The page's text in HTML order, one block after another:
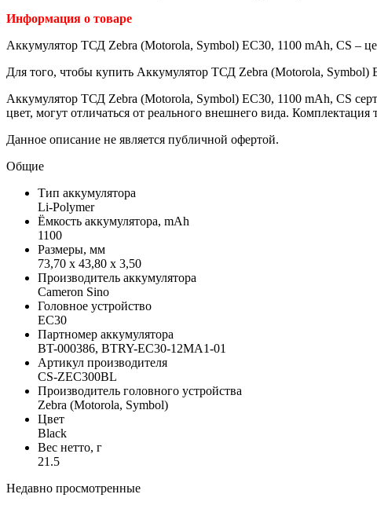
Информация о товаре
Аккумулятор ТСД Zebra (Motorola, Symbol) EC30, 1100 mAh, CS –
Для того, чтобы купить Аккумулятор ТСД Zebra (Motorola, Symbol)
Аккумулятор ТСД Zebra (Motorola, Symbol) EC30, 1100 mAh, CS
цвет, могут отличаться от реального внешнего вида.
Данное описание не является публичной офертой.
Общие
Тип аккумулятора
Li-Polymer
Ёмкость аккумулятора, mAh
1100
Размеры, мм
73,70 x 43,80 x 3,50
Производитель аккумулятора
Cameron Sino
Головное устройство
EC30
Партномер аккумулятора
BT-000386, BTRY-EC30-12MA1-01
Артикул производителя
CS-ZEC300BL
Производитель головного устройства
Zebra (Motorola, Symbol)
Цвет
Black
Вес нетто, г
21.5
Недавно просмотренные